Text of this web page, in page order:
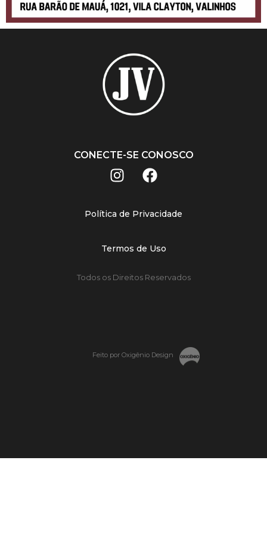
CONECTE-SE CONOSCO
Política de Privacidade
Termos de Uso
Todos os Direitos Reservados
Feito por Oxigênio Design